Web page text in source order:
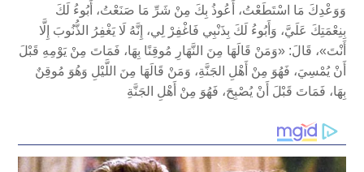
وَوَعْدِكَ مَا اسْتَطَعْتُ، أَعُوذُ بِكَ مِنْ شَرِّ مَا صَنَعْتُ، أَبُوءُ لَكَ
بِنِعْمَتِكَ عَلَيَّ، وَأَبُوءُ لَكَ بِذَنْبِي فَاغْفِرْ لِي، إِنَّهُ لَا يَغْفِرُ الذُّنُوبَ إِلَّا
أَنْتَ»، قَالَ: «وَمَنْ قَالَهَا مِنَ النَّهَارِ مُوقِنًا بِهَا، فَمَاتَ مِنْ يَوْمِهِ قَبْلَ
أَنْ يُمْسِيَ، فَهُوَ مِنْ أَهْلِ الجَنَّةِ، وَمَنْ قَالَهَا مِنَ اللَّيْلِ وَهُوَ مُوقِنٌ
بِهَا، فَمَاتَ قَبْلَ أَنْ يُصْبِحَ، فَهُوَ مِنْ أَهْلِ الجَنَّةِ